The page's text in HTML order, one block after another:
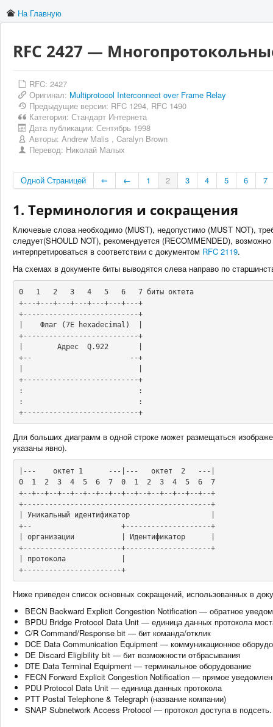
На Главную
RFC 2427 —
RFC: 2427
Оригинал: Multiprotocol Interconnect over Frame Relay
Предыдущие версии: RFC 1294, RFC 1490
Категория: Стандарт Интернета
Дата публикации: Сентябрь 1998
Авторы: Andrew Malis , Caralyn Brown
Перевод: Николай Малых
Одной Страницей ⇐ ← 1 2 3 4 5 6 7
1. Терминология и сокращения
Ключевые слова необходимо (MUST), недопустимо (MUST NOT),
следует(SHOULD NOT), рекомендуется (RECOMMENDED),
интерпретироваться в соответствии с документом RFC 2119.
На схемах в документе биты выводятся слева направо по
0   1   2   3   4   5   6   7 биты октета
+---+---+---+---+---+---+---+
+---------------------------+
|    Флаг (7E hexadecimal)  |
+---------------------------+
|        Адрес  Q.922       |
+--                       --+
+---------------------------+
:                           :
:                           :
+---------------------------+
Для больших диаграмм в одной строке может размещаться
указаны явно).
|---    октет 1      ---|---   октет  2   ---|
0  1  2  3  4  5  6  7  0  1  2  3  4  5  6  7
+--+--+--+--+--+--+--+--+--+--+--+--+--+--+--+
+--------------------------------------------+
| Уникальный идентификатор                   |
+--                     +--------------------+
| организации           | Идентификатор      |
+-----------------------+--------------------+
| протокола             |
+-----------------------+
Ниже приведен список основных сокращений, использованных в
BECN Backward Explicit Congestion Notification — обратное
BPDU Bridge Protocol Data Unit — единица данных протокола
C/R Command/Response bit — бит команда/отклик
DCE Data Communication Equipment — коммуникационное
DE Discard Eligibility bit — бит возможности отбрасывания
DTE Data Terminal Equipment — терминальное оборудование
FECN Forward Explicit Congestion Notification — прямое
PDU Protocol Data Unit — единица данных протокола
PTT Postal Telephone & Telegraph (название компании)
SNAP Subnetwork Access Protocol — протокол доступа в подсеть.